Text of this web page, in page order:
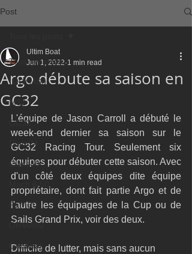
Post
Tous les posts
IMOCA60
M32
GC32
Diam24
Class40
Mach 6.50
Farr 30
ORMA60
Gunboat
Argo débute sa saison en
GC32
Ultim Boat
Jun 1, 2022 1 min read
L'équipe de Jason Carroll a débuté le
week-end dernier sa saison sur le
GC32 Racing Tour. Seulement six
équipes pour débuter cette saison. Avec
d'un côté deux équipes dite équipe
propriétaire, dont fait partie Argo et de
l'autre les équipages de la Cup ou de
Sails Grand Prix, voir des deux.
Difficile de lutter, mais sans aucun